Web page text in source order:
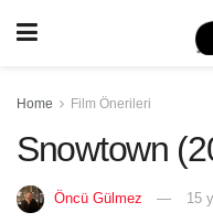
Home Film Önerileri
Snowtown
Öncü Gülmez 15